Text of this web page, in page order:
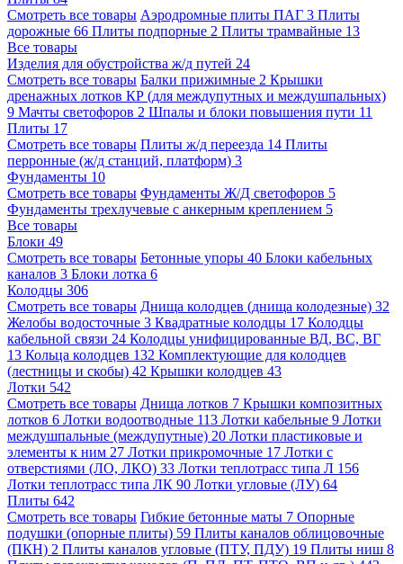
Смотреть все товары Аэродромные плиты ПАГ 3 Плиты
дорожные 66 Плиты подпорные 2 Плиты трамвайные 13
Все товары
Изделия для обустройства ж/д путей 24
Смотреть все товары Балки прижимные 2 Крышки
дренажных лотков КР (для междупутных и междушпальных)
9 Мачты светофоров 2 Шпалы и блоки повышения пути 11
Плиты 17
Смотреть все товары Плиты ж/д переезда 14 Плиты
перронные (ж/д станций, платформ) 3
Фундаменты 10
Смотреть все товары Фундаменты Ж/Д светофоров 5
Фундаменты трехлучевые с анкерным креплением 5
Все товары
Блоки 49
Смотреть все товары Бетонные упоры 40 Блоки кабельных
каналов 3 Блоки лотка 6
Колодцы 306
Смотреть все товары Днища колодцев (днища колодезные) 32
Желобы водосточные 3 Квадратные колодцы 17 Колодцы
кабельной связи 24 Колодцы унифицированные ВД, ВС, ВГ
13 Кольца колодцев 132 Комплектующие для колодцев
(лестницы и скобы) 42 Крышки колодцев 43
Лотки 542
Смотреть все товары Днища лотков 7 Крышки композитных
лотков 6 Лотки водоотводные 113 Лотки кабельные 9 Лотки
междушпальные (междупутные) 20 Лотки пластиковые и
элементы к ним 27 Лотки прикромочные 17 Лотки с
отверстиями (ЛО, ЛКО) 33 Лотки теплотрасс типа Л 156
Лотки теплотрасс типа ЛК 90 Лотки угловые (ЛУ) 64
Плиты 642
Смотреть все товары Гибкие бетонные маты 7 Опорные
подушки (опорные плиты) 59 Плиты каналов облицовочные
(ПКН) 2 Плиты каналов угловые (ПТУ, ПДУ) 19 Плиты ниш 8